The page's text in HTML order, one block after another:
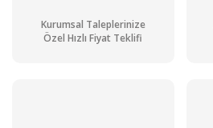
Kurumsal Taleplerinize
Özel Hızlı Fiyat Teklifi